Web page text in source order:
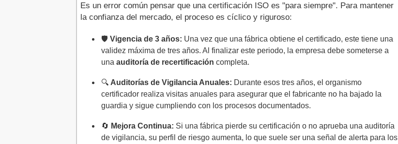
Es un error común pensar que una certificación ISO es "para siempre". Para mantener
la confianza del mercado, el proceso es cíclico y riguroso:
🛡️ Vigencia de 3 años: Una vez que una fábrica obtiene el certificado, este tiene una
validez máxima de tres años. Al finalizar este periodo, la empresa debe someterse a
una auditoría de recertificación completa.
🔍 Auditorías de Vigilancia Anuales: Durante esos tres años, el organismo
certificador realiza visitas anuales para asegurar que el fabricante no ha bajado la
guardia y sigue cumpliendo con los procesos documentados.
🔄 Mejora Continua: Si una fábrica pierde su certificación o no aprueba una auditoría
de vigilancia, su perfil de riesgo aumenta, lo que suele ser una señal de alerta para los